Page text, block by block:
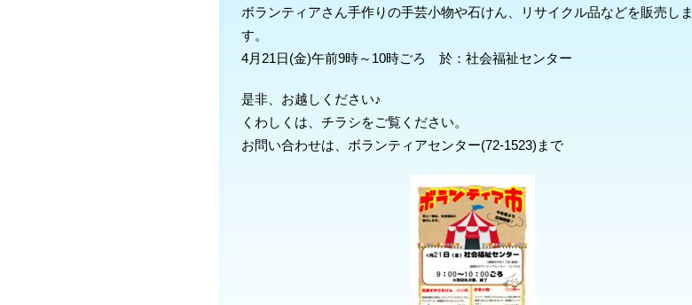
ボランティアさん手作りの手芸小物や石けん、リサイクル品などを販売しま
す。
4月21日(金)午前9時～10時ごろ 於：社会福祉センター
是非、お越しください♪
くわしくは、チラシをご覧ください。
お問い合わせは、ボランティアセンター(72-1523)まで